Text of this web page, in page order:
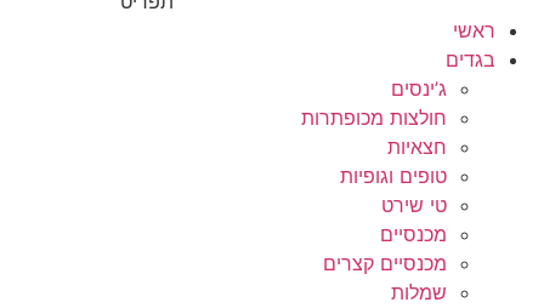
ראשי
בגדים
ג’ינסים
חולצות מכופתרות
חצאיות
טופים וגופיות
טי שירט
מכנסיים
מכנסיים קצרים
שמלות